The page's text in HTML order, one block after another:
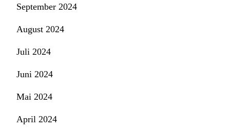
September 2024
August 2024
Juli 2024
Juni 2024
Mai 2024
April 2024